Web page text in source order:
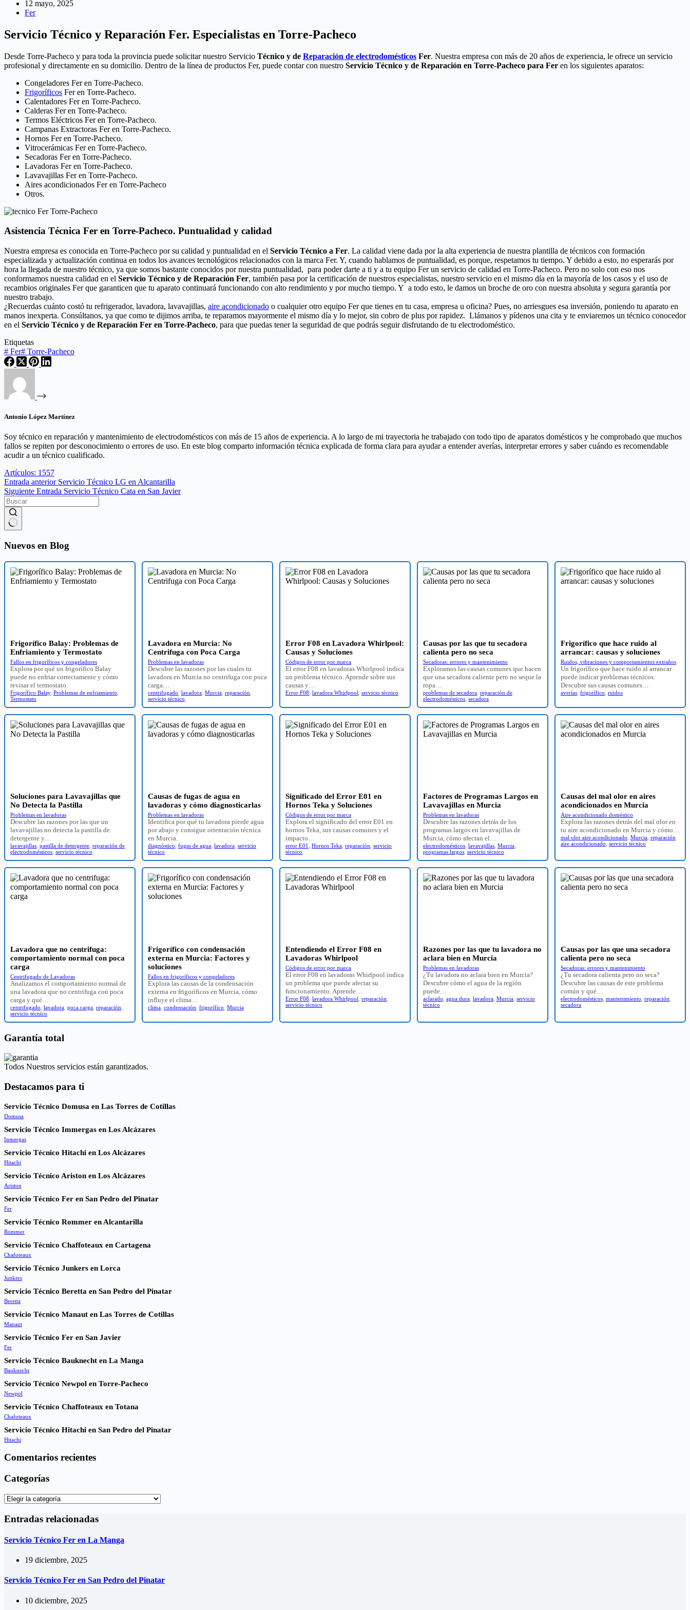
12 mayo, 2025
Fer
Servicio Técnico y Reparación Fer. Especialistas en Torre-Pacheco
Desde Torre-Pacheco y para toda la provincia puede solicitar nuestro Servicio Técnico y de Reparación de electrodomésticos Fer. Nuestra empresa con más de 20 años de experiencia, le ofrece un servicio
profesional y directamente en su domicilio. Dentro de la línea de productos Fer, puede contar con nuestro Servicio Técnico y de Reparación en Torre-Pacheco para Fer en los siguientes aparatos:
Congeladores Fer en Torre-Pacheco.
Frigoríficos Fer en Torre-Pacheco.
Calentadores Fer en Torre-Pacheco.
Calderas Fer en Torre-Pacheco.
Termos Eléctricos Fer en Torre-Pacheco.
Campanas Extractoras Fer en Torre-Pacheco.
Hornos Fer en Torre-Pacheco.
Vitrocerámicas Fer en Torre-Pacheco.
Secadoras Fer en Torre-Pacheco.
Lavadoras Fer en Torre-Pacheco.
Lavavajillas Fer en Torre-Pacheco.
Aires acondicionados Fer en Torre-Pacheco
Otros.
Asistencia Técnica Fer en Torre-Pacheco. Puntualidad y calidad
Nuestra empresa es conocida en Torre-Pacheco por su calidad y puntualidad en el Servicio Técnico a Fer. La calidad viene dada por la alta experiencia de nuestra plantilla de técnicos con formación
especializada y actualización continua en todos los avances tecnológicos relacionados con la marca Fer. Y, cuando hablamos de puntualidad, es porque, respetamos tu tiempo. Y debido a esto, no esperarás por
hora la llegada de nuestro técnico, ya que somos bastante conocidos por nuestra puntualidad, para poder darte a ti y a tu equipo Fer un servicio de calidad en Torre-Pacheco. Pero no solo con eso nos
conformamos nuestra calidad en el Servicio Técnico y de Reparación Fer, también pasa por la certificación de nuestros especialistas, nuestro servicio en el mismo día en la mayoría de los casos y el uso de
recambios originales Fer que garanticen que tu aparato continuará funcionando con alto rendimiento y por mucho tiempo. Y a todo esto, le damos un broche de oro con nuestra absoluta y segura garantía por
nuestro trabajo.
¿Recuerdas cuánto costó tu refrigerador, lavadora, lavavajillas, aire acondicionado o cualquier otro equipo Fer que tienes en tu casa, empresa u oficina? Pues, no arriesgues esa inversión, poniendo tu aparato en
manos inexperta. Consúltanos, ya que como te dijimos arriba, te reparamos mayormente el mismo día y lo mejor, sin cobro de plus por rapidez. Llámanos y pídenos una cita y te enviaremos un técnico conocedor
en el Servicio Técnico y de Reparación Fer en Torre-Pacheco, para que puedas tener la seguridad de que podrás seguir disfrutando de tu electrodoméstico.
Etiquetas
# Fer# Torre-Pacheco
Antonio López Martínez
Soy técnico en reparación y mantenimiento de electrodomésticos con más de 15 años de experiencia. A lo largo de mi trayectoria he trabajado con todo tipo de aparatos domésticos y he comprobado que muchos
fallos se repiten por desconocimiento o errores de uso. En este blog comparto información técnica explicada de forma clara para ayudar a entender averías, interpretar errores y saber cuándo es recomendable
acudir a un técnico cualificado.
Artículos: 1557
Entrada anterior Servicio Técnico LG en Alcantarilla
Siguiente Entrada Servicio Técnico Cata en San Javier
resultados
Nuevos en Blog
Frigorífico Balay: Problemas de
Enfriamiento y Termostato
Fallos en frigoríficos y congeladores
Explora por qué un frigorífico Balay
puede no enfriar correctamente y cómo
revisar el termostato.
Frigorífico Balay, Problemas de enfriamiento
Termostato
Lavadora en Murcia: No
Centrifuga con Poca Carga
Problemas en lavadoras
Descubre las razones por las cuales tu
lavadora en Murcia no centrifuga con poca
carga…
centrifugado lavadora Murcia reparación
servicio técnico
Error F08 en Lavadora Whirlpool:
Causas y Soluciones
Códigos de error por marca
El error F08 en lavadoras Whirlpool indica
un problema técnico. Aprende sobre sus
causas y…
Error F08 lavadora Whirlpool servicio técnico
Causas por las que tu secadora
calienta pero no seca
Secadoras: errores y mantenimiento
Exploramos las causas comunes que hacen
que una secadora caliente pero no seque la
ropa…
problemas de secadora reparación de
electrodomésticos secadora
Frigorífico que hace ruido al
arrancar: causas y soluciones
Ruidos, vibraciones y comportamientos extraños
Un frigorífico que hace ruido al arrancar
puede indicar problemas técnicos.
Descubre sus causas comunes…
averías frigorífico ruidos
Soluciones para Lavavajillas que
No Detecta la Pastilla
Problemas en lavadoras
Descubre las razones por las que un
lavavajillas no detecta la pastilla de
detergente y…
lavavajillas pastilla de detergente reparación de
electrodomésticos servicio técnico
Causas de fugas de agua en
lavadoras y cómo diagnosticarlas
Problemas en lavadoras
Identifica por qué tu lavadora pierde agua
por abajo y consigue orientación técnica
en Murcia.
diagnóstico fugas de agua lavadora servicio
técnico
Significado del Error E01 en
Hornos Teka y Soluciones
Códigos de error por marca
Explora el significado del error E01 en
hornos Teka, sus causas comunes y el
impacto…
error E01 Hornos Teka reparación servicio
técnico
Factores de Programas Largos en
Lavavajillas en Murcia
Problemas en lavadoras
Descubre las razones detrás de los
programas largos en lavavajillas de
Murcia, cómo afectan el…
electrodomésticos lavavajillas Murcia
programas largos servicio técnico
Causas del mal olor en aires
acondicionados en Murcia
Aire acondicionado doméstico
Explora las razones detrás del mal olor en
tu aire acondicionado en Murcia y cómo…
mal olor aire acondicionado Murcia reparación
aire acondicionado servicio técnico
Lavadora que no centrifuga:
comportamiento normal con poca
carga
Centrifugado de Lavadoras
Analizamos el comportamiento normal de
una lavadora que no centrifuga con poca
carga y qué…
centrifugado lavadora poca carga reparación
servicio técnico
Frigorífico con condensación
externa en Murcia: Factores y
soluciones
Fallos en frigoríficos y congeladores
Explora las causas de la condensación
externa en frigoríficos en Murcia, cómo
influye el clima…
clima condensación frigorífico Murcia
Entendiendo el Error F08 en
Lavadoras Whirlpool
Códigos de error por marca
El error F08 en lavadoras Whirlpool indica
un problema que puede afectar su
funcionamiento. Aprende…
Error F08 lavadora Whirlpool reparación
servicio técnico
Razones por las que tu lavadora no
aclara bien en Murcia
Problemas en lavadoras
¿Tu lavadora no aclara bien en Murcia?
Descubre cómo el agua de la región
puede…
aclarado agua dura lavadora Murcia servicio
técnico
Causas por las que una secadora
calienta pero no seca
Secadoras: errores y mantenimiento
¿Tu secadora calienta pero no seca?
Descubre las causas de este problema
común y qué…
electrodomésticos mantenimiento reparación
secadora
Garantía total
Todos Nuestros servicios están garantizados.
Destacamos para ti
Servicio Técnico Domusa en Las Torres de Cotillas
Domusa
Servicio Técnico Immergas en Los Alcázares
Inmergas
Servicio Técnico Hitachi en Los Alcázares
Hitachi
Servicio Técnico Ariston en Los Alcázares
Ariston
Servicio Técnico Fer en San Pedro del Pinatar
Fer
Servicio Técnico Rommer en Alcantarilla
Rommer
Servicio Técnico Chaffoteaux en Cartagena
Chafoteaux
Servicio Técnico Junkers en Lorca
Junkers
Servicio Técnico Beretta en San Pedro del Pinatar
Beretta
Servicio Técnico Manaut en Las Torres de Cotillas
Manaut
Servicio Técnico Fer en San Javier
Fer
Servicio Técnico Bauknecht en La Manga
Bauknecht
Servicio Técnico Newpol en Torre-Pacheco
Newpol
Servicio Técnico Chaffoteaux en Totana
Chafoteaux
Servicio Técnico Hitachi en San Pedro del Pinatar
Hitachi
Comentarios recientes
Categorías
Categorías
Entradas relacionadas
Servicio Técnico Fer en La Manga
19 diciembre, 2025
Servicio Técnico Fer en San Pedro del Pinatar
10 diciembre, 2025